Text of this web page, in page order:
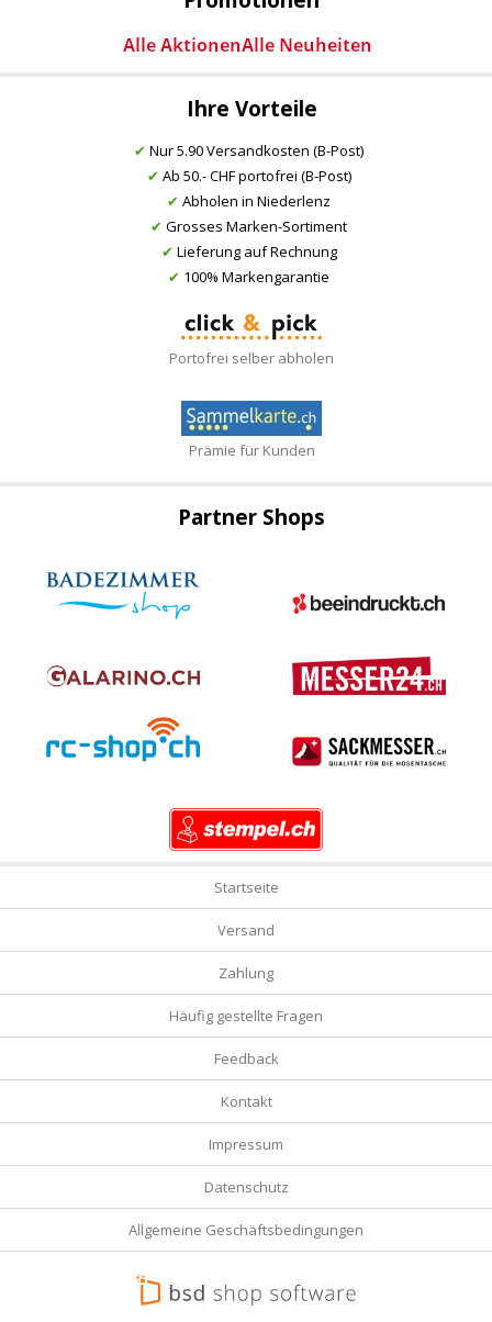
Ihre Vorteile
✔ Nur 5.90 Versandkosten (B-Post)
✔ Ab 50.- CHF portofrei (B-Post)
✔ Abholen in Niederlenz
✔ Grosses Marken-Sortiment
✔ Lieferung auf Rechnung
✔ 100% Markengarantie
Portofrei selber abholen
Prämie für Kunden
Partner Shops
Startseite
Versand
Zahlung
Häufig gestellte Fragen
Feedback
Kontakt
Impressum
Datenschutz
Allgemeine Geschäftsbedingungen